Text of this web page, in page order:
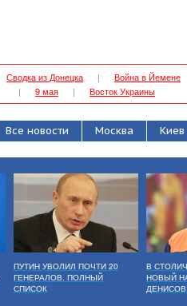
Сводка из Донецка | Война в Йемене
|
9 мая | Восток Украины
Все новости Москва Киев
ПУТИН УВОЛИЛ ПОЧТИ 20
ГЕНЕРАЛОВ. ПОЛНЫЙ
СПИСОК
В
НОВЫЙ